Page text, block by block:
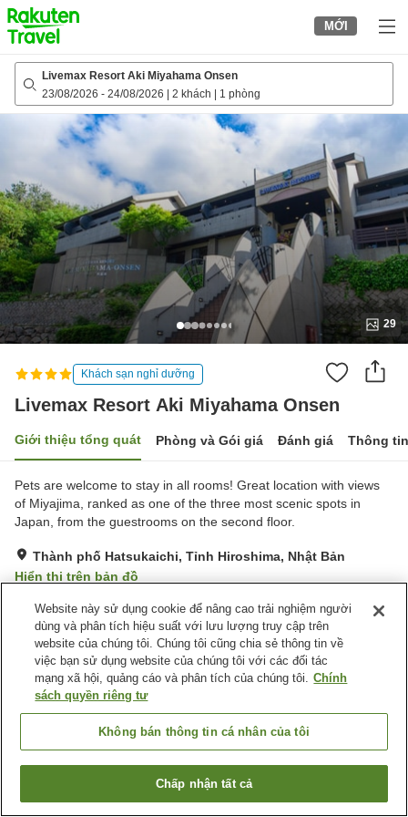
to
top
page
MỚI
Livemax Resort Aki Miyahama Onsen
23/08/2026 - 24/08/2026 2 khách 1 phòng
29
Khách sạn nghỉ dưỡng
Livemax Resort Aki Miyahama Onsen
Giới thiệu tổng quát Phòng và Gói giá Đánh giá Thông
Pets are welcome to stay in all rooms! Great location with views
of Miyajima, ranked as one of the three most scenic spots in
Japan, from the guestrooms on the second floor.
Thành phố Hatsukaichi, Tỉnh Hiroshima, Nhật Bản
Hiển thị trên bản đồ
Tốt Đánh giá:216lượt
Tiện nghi chỗ nghỉ
Bãi đỗ xe
Xông hơi
Nhà hàng
Trang chủ Nhật Bản Tỉnh Hiroshima
Thành phố Hatsukaichi
Livemax Resort Aki Miyahama Onsen
Tìm phòng trống
Website này sử dụng cookie để nâng cao trải nghiệm người
dùng và phân tích hiệu suất với lưu lượng truy cập trên
website của chúng tôi. Chúng tôi cũng chia sẻ thông tin về
việc bạn sử dụng website của chúng tôi với các đối tác
mạng xã hội, quảng cáo và phân tích của chúng tôi. Chính
sách quyền riêng tư
Không bán thông tin cá nhân của tôi
Chấp nhận tất cả